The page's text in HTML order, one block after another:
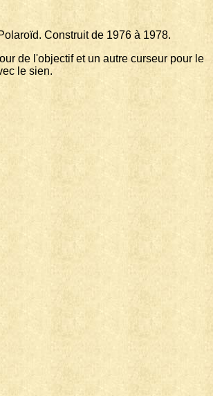
Construit de 1976 à 1978.
de l'objectif et un autre curseur pour le
le sien.